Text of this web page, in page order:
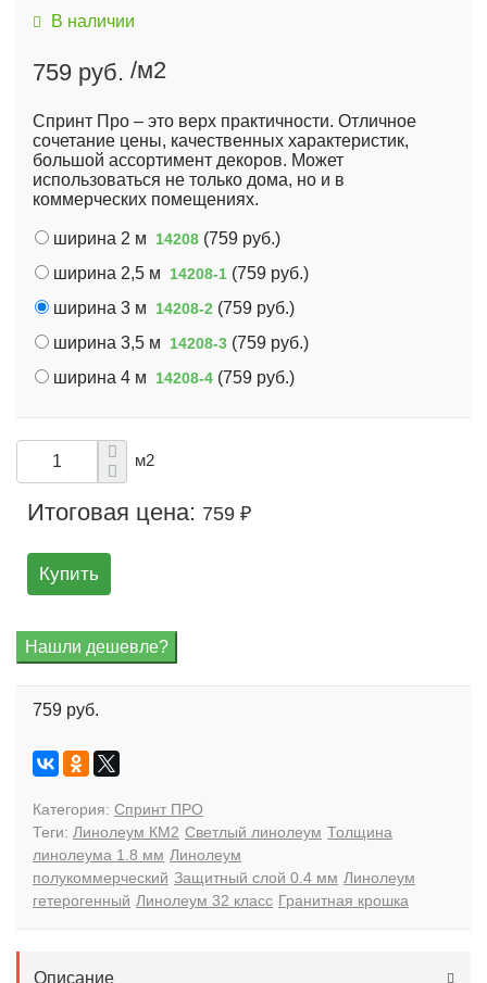
В наличии
759 руб. /м2
Спринт Про – это верх практичности. Отличное
сочетание цены, качественных характеристик,
большой ассортимент декоров. Может
использоваться не только дома, но и в
коммерческих помещениях.
ширина 2 м 14208 (759 руб.)
ширина 2,5 м
14208-1 (759 руб.)
ширина 3 м
14208-2 (759 руб.)
ширина 3,5 м
14208-3 (759 руб.)
ширина 4 м
14208-4 (759 руб.)
м2
Итоговая цена: 759 ₽
Купить
759 руб.
Категория: Спринт ПРО
Теги: Линолеум КМ2 Светлый линолеум Толщина
линолеума 1.8 мм Линолеум
полукоммерческий Защитный слой 0.4 мм Линолеум
гетерогенный Линолеум 32 класс Гранитная крошка
Описание